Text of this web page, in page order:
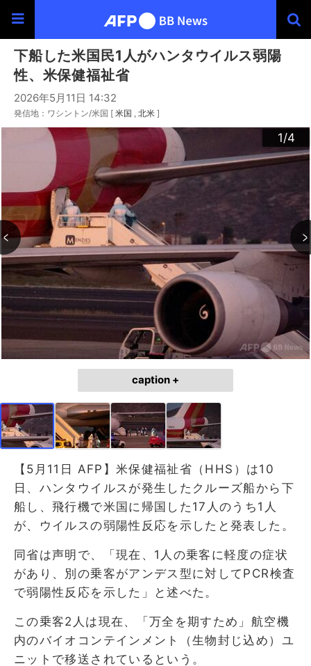
下船した米国民1人がハンタウイルス弱陽
性、米保健福祉省
2026年5月11日 14:32
発信地：ワシントン/米国 [ 米国 北米 ]
1/4
2/4
3/4
4/4
caption +
【5月11日 AFP】米保健福祉省（HHS）は10
日、ハンタウイルスが発生したクルーズ船から下
船し、飛行機で米国に帰国した17人のうち1人
が、ウイルスの弱陽性反応を示したと発表した。
同省は声明で、「現在、1人の乗客に軽度の症状
があり、別の乗客がアンデス型に対してPCR検査
で弱陽性反応を示した」と述べた。
この乗客2人は現在、「万全を期すため」航空機
内のバイオコンテインメント（生物​封じ込め）ユ
ニットで移送されているという。